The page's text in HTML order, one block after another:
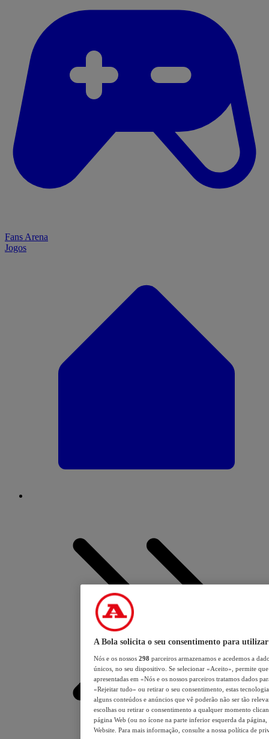
Fans Arena
Jogos
A Bola solicita o seu consentimento para utilizar
Nós e os nossos 298 parceiros armazenamos e acedemos a
únicos, no seu dispositivo. Se selecionar «Aceito», permite
apresentadas em «Nós e os nossos parceiros tratamos dados
«Rejeitar tudo» ou retirar o seu consentimento, estas
alguns conteúdos e anúncios que vê poderão não ser tão
escolhas ou retirar o consentimento a qualquer momento
página Web (ou no ícone na parte inferior esquerda da página,
Website. Para mais informação, consulte a nossa política de